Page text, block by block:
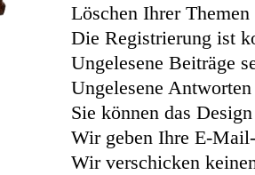
Löschen Ihrer
Die Registrierung ist
Ungelesene Beiträge
Ungelesene
Sie können das
Wir geben Ihre E-
Wir verschicken